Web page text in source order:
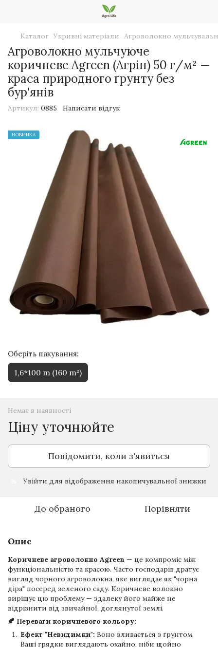
Каталог Укривні матеріали Агроволокно
Агроволокно мульчуюче
коричневе Agreen (Агрін) 50 г/м² —
краса природного ґрунту без
бур'янів
Артикул: 0885 Написати відгук
НОВИНКА
Оберіть пакування:
1,6*100 m (160 m²)
Немає в наявності
Ціну уточнюйте
Повідомити, коли з'явиться
Увійти для відображення накопичувальної знижки
До обраного Порівняти
Опис
Коричневе агроволокно Agreen — це компроміс між
функціональністю та красою. Часто господарів дратує
вигляд чорного агроволокна, яке виглядає як "чорна
діра" посеред зеленого саду. Коричневе волокно
вирішує цю проблему — здалеку його майже не
відрізнити від звичайної, доглянутої землі.
🍂 Переваги коричневого кольору:
Ефект "Невидимки": Воно зливається з ґрунтом.
Ваші грядки виглядають охайно, ніби щойно